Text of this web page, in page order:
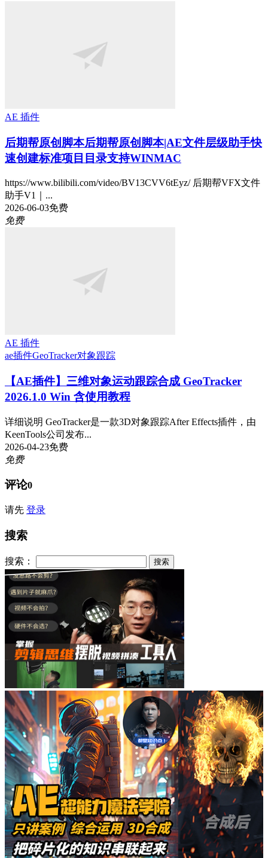
AE 插件
后期帮原创脚本后期帮原创脚本|AE文件层级助手快
速创建标准项目目录支持WINMAC
https://www.bilibili.com/video/BV13CVV6tEyz/ 后期帮VFX文件
助手V1｜...
2026-06-03免费
免费
AE 插件
ae插件GeoTracker对象跟踪
【AE插件】三维对象运动跟踪合成 GeoTracker
2026.1.0 Win 含使用教程
详细说明 GeoTracker是一款3D对象跟踪After Effects插件，由
KeenTools公司发布...
2026-04-23免费
免费
评论0
请先 登录
搜索
搜索：